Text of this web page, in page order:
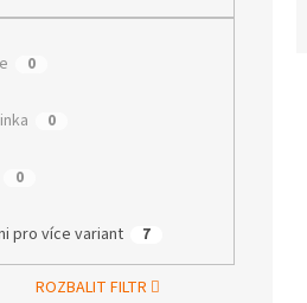
0
0
0
pro více variant 7
ROZBALIT FILTR